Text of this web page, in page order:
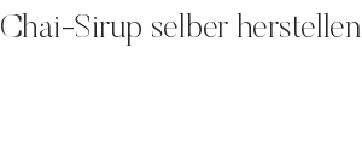
Chai-Sirup selber herstellen